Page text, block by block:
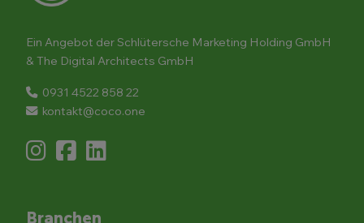
Ein Angebot der Schlütersche Marketing Holding GmbH
& The Digital Architects GmbH
0931 4522 858 22
kontakt@coco.one
Branchen